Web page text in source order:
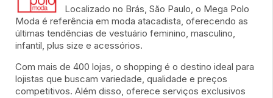
Localizado no Brás, São Paulo, o Mega Polo
Moda é referência em moda atacadista, oferecendo as
últimas tendências de vestuário feminino, masculino,
infantil, plus size e acessórios.
Com mais de 400 lojas, o shopping é o destino ideal para
lojistas que buscam variedade, qualidade e preços
competitivos. Além disso, oferece serviços exclusivos